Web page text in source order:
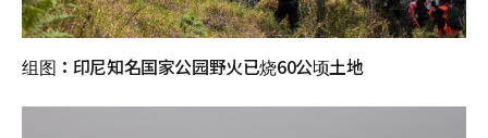
组图：印尼知名国家公园野火已烧60公顷土地